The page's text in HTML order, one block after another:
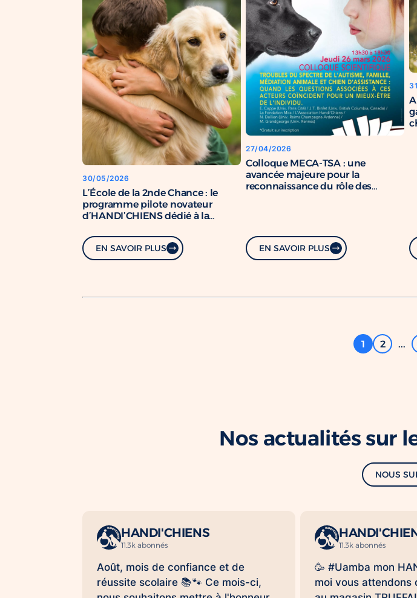
30/05/2026
L’École de la 2nde Chance : le
programme pilote novateur
d’HANDI’CHIENS dédié à la
EN SAVOIR PLUS
27/04/2026
Colloque MECA-TSA : une
avancée majeure pour la
reconnaissance du rôle des
EN SAVOIR PLUS
1 2 ...
Nos actualités sur
NOUS
HANDI'CHIENS
11.3k abonnés
Août, mois de confiance et de
réussite scolaire 📚🐾 Ce mois-ci,
11.3k abonnés
🥳 #Uamba mon
moi vous attendons